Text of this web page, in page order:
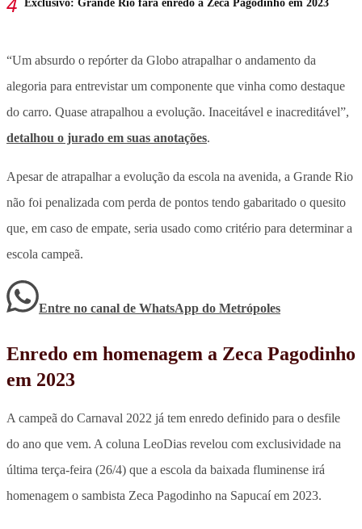
Exclusivo: Grande Rio fará enredo a Zeca Pagodinho em 2023
“Um absurdo o repórter da Globo atrapalhar o andamento da
alegoria para entrevistar um componente que vinha como destaque
do carro. Quase atrapalhou a evolução. Inaceitável e inacreditável”,
detalhou o jurado em suas anotações.
Apesar de atrapalhar a evolução da escola na avenida, a Grande Rio
não foi penalizada com perda de pontos tendo gabaritado o quesito
que, em caso de empate, seria usado como critério para determinar a
escola campeã.
Entre no canal de WhatsApp do Metrópoles
Enredo em homenagem a Zeca Pagodinho
em 2023
A campeã do Carnaval 2022 já tem enredo definido para o desfile
do ano que vem. A coluna LeoDias revelou com exclusividade na
última terça-feira (26/4) que a escola da baixada fluminense irá
homenagem o sambista Zeca Pagodinho na Sapucaí em 2023.